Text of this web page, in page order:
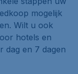
mogelijk
Wilt u ook
hotels en
dag en 7 dagen